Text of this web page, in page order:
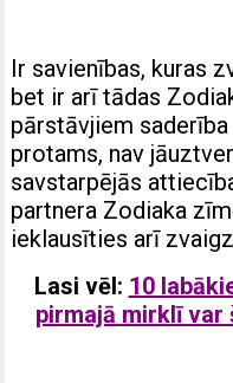
Ir savienības, kuras
bet ir arī tādas
pārstāvjiem
protams, nav
savstarpējās
partnera Zodiaka
ieklausīties arī
Lasi vēl: 10
pirmajā mirklī